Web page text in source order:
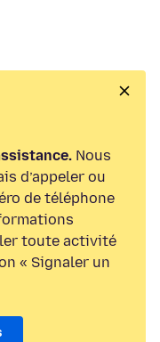
Nous
d’appeler ou
de téléphone
toute activité
« Signaler un